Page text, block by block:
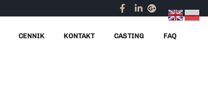
CENNIK KONTAKT CASTING FAQ